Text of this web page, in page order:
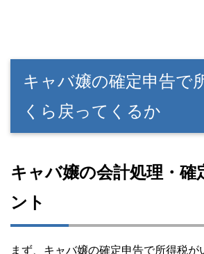
キャバ嬢の確定申告で
くら戻ってくるか
キャバ嬢の会計処理・確
ント
まず、キャバ嬢の確定申告で所得税